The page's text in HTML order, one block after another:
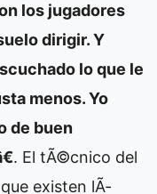
los jugadores
dirigir. Y
lo que le
menos. Yo
de buen
. El tÃ©cnico del
que existen lÃ­